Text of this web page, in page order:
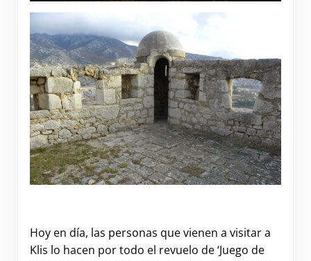
Hoy en día, las personas que vienen a visitar a
Klis lo hacen por todo el revuelo de ‘Juego de